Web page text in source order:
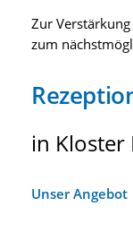
Zur
zum
in Kloster
Unser Angebot